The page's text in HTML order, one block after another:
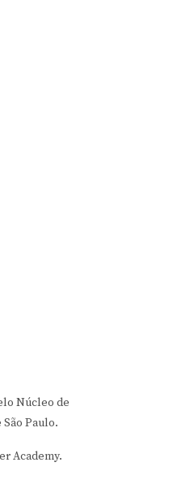
Núcleo de
Paulo.
Academy.